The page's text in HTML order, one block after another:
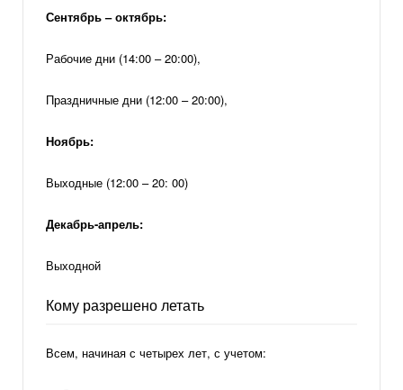
Сентябрь – октябрь:
Рабочие дни (14:00 – 20:00),
Праздничные дни (12:00 – 20:00),
Ноябрь:
Выходные (12:00 – 20: 00)
Декабрь-апрель:
Выходной
Кому разрешено летать
Всем, начиная с четырех лет, с учетом: